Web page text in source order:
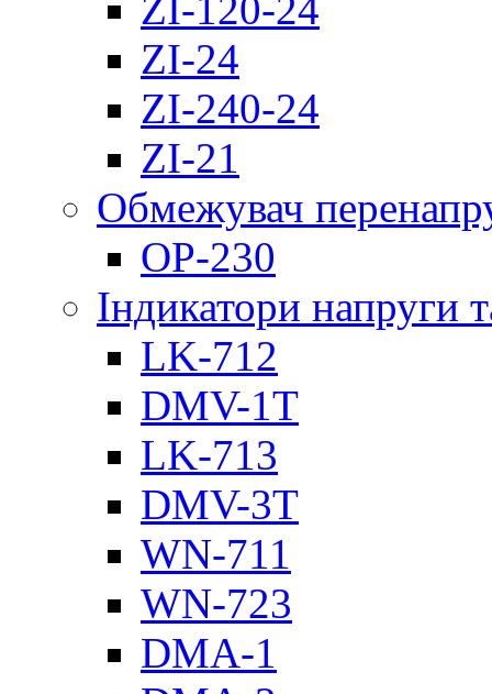
ZI-120-24
ZI-24
ZI-240-24
ZI-21
Обмежувач
OP-230
Індикатори напруги
LK-712
DMV-1T
LK-713
DMV-3T
WN-711
WN-723
DMA-1